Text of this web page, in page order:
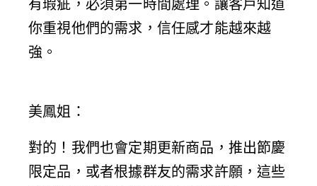
有瑕疵，必須第一時間處理。讓客戶知道
你重視他們的需求，信任感才能越來越
強。
美鳳姐 ：
對的！我們也會定期更新商品，推出節慶
限定品，或者根據群友的需求許願，這些